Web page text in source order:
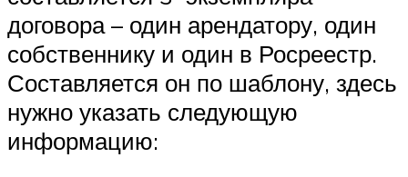
договора – один арендатору, один
собственнику и один в Росреестр.
Составляется он по шаблону, здесь
нужно указать следующую
информацию: